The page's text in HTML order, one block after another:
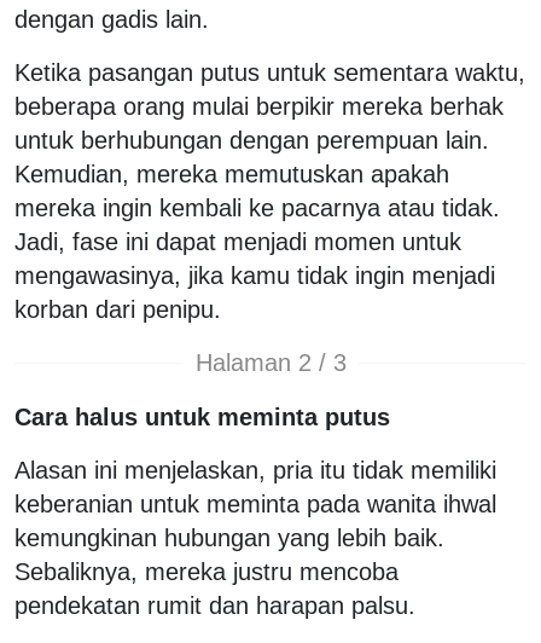
dengan gadis lain.
Ketika pasangan putus untuk sementara waktu,
beberapa orang mulai berpikir mereka berhak
untuk berhubungan dengan perempuan lain.
Kemudian, mereka memutuskan apakah
mereka ingin kembali ke pacarnya atau tidak.
Jadi, fase ini dapat menjadi momen untuk
mengawasinya, jika kamu tidak ingin menjadi
korban dari penipu.
Halaman 2 / 3
Cara halus untuk meminta putus
Alasan ini menjelaskan, pria itu tidak memiliki
keberanian untuk meminta pada wanita ihwal
kemungkinan hubungan yang lebih baik.
Sebaliknya, mereka justru mencoba
pendekatan rumit dan harapan palsu.